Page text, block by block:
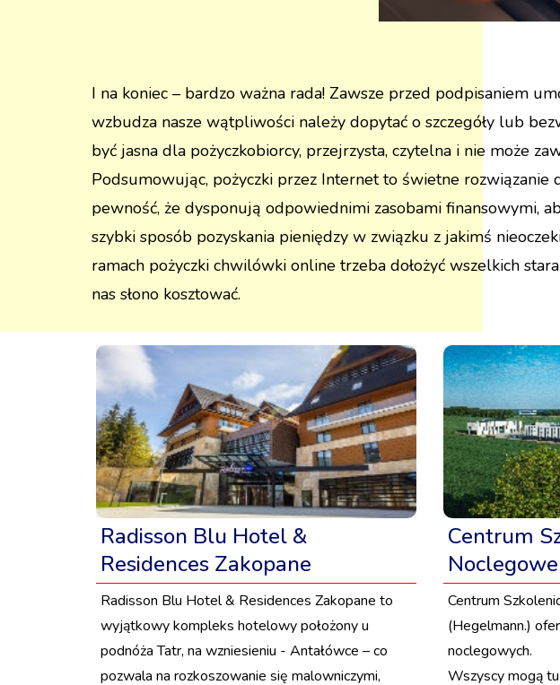
I na koniec – bardzo ważna rada! Zawsze przed podpisaniem
wzbudza nasze wątpliwości należy dopytać o szczegóły lub
być jasna dla pożyczkobiorcy, przejrzysta, czytelna i nie może
Podsumowując, pożyczki przez Internet to świetne
pewność, że dysponują odpowiednimi zasobami finansowymi,
szybki sposób pozyskania pieniędzy w związku z jakimś
ramach pożyczki chwilówki online trzeba dołożyć wszelkich
nas słono kosztować.
Radisson Blu Hotel &
Residences Zakopane
Radisson Blu Hotel & Residences Zakopane to
wyjątkowy kompleks hotelowy położony u
podnóża Tatr, na wzniesieniu - Antałówce – co
pozwala na rozkoszowanie się malowniczymi,
Centrum
Centrum
(Hegelmann.)
noclegowych.
Wszyscy mogą